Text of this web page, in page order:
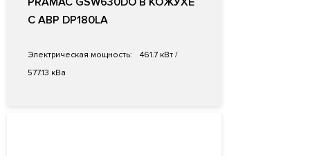
С АВР DP180LA
Электрическая мощность:
461.7 кВт /
577.13 кВа